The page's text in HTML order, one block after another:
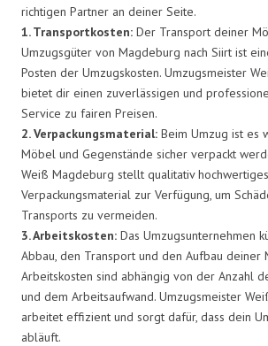
richtigen Partner an deiner Seite.
1. Transportkosten: Der Transport deiner
Umzugsgüter von Magdeburg nach Siirt ist
Posten der Umzugskosten. Umzugsmeister
bietet dir einen zuverlässigen und
Service zu fairen Preisen.
2. Verpackungsmaterial: Beim Umzug ist es
Möbel und Gegenstände sicher verpackt
Weiß Magdeburg stellt qualitativ hochwertiges
Verpackungsmaterial zur Verfügung, um
Transports zu vermeiden.
3. Arbeitskosten: Das Umzugsunternehmen
Abbau, den Transport und den Aufbau deiner
Arbeitskosten sind abhängig von der Anzahl
und dem Arbeitsaufwand. Umzugsmeister
arbeitet effizient und sorgt dafür, dass dein
abläuft.